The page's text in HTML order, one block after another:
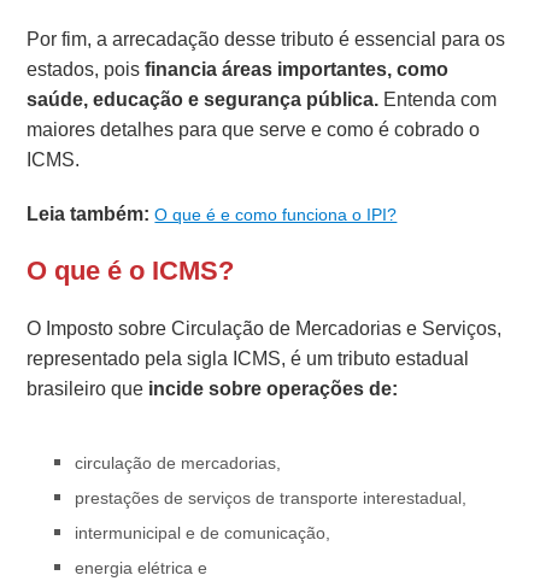
Por fim, a arrecadação desse tributo é essencial para os
estados, poisfinancia áreas importantes, como
saúde, educação e segurança pública. Entenda com
maiores detalhes para que serve e como é cobrado o
ICMS.
Leia também:O que é e como funciona o IPI?
O que é o ICMS?
O Imposto sobre Circulação de Mercadorias e Serviços,
representado pela sigla ICMS, é um tributo estadual
brasileiro que incide sobre operações de:
circulação de mercadorias,
prestações de serviços de transporte interestadual,
intermunicipal e de comunicação,
energia elétrica e